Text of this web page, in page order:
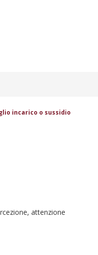
incarico o sussidio
attenzione